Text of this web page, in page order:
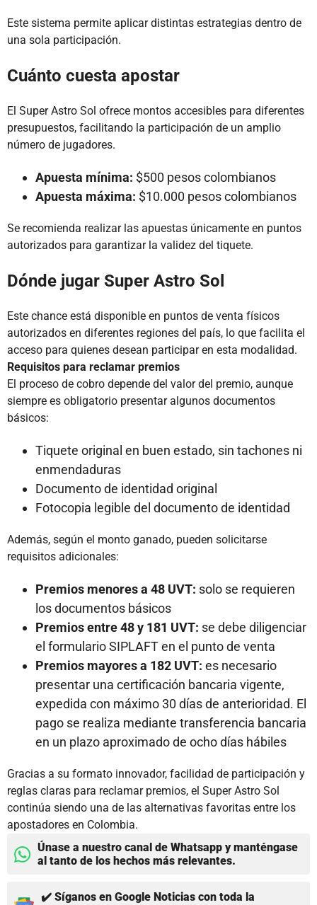
Este sistema permite aplicar distintas estrategias dentro de
una sola participación.
Cuánto cuesta apostar
El Super Astro Sol ofrece montos accesibles para diferentes
presupuestos, facilitando la participación de un amplio
número de jugadores.
Apuesta mínima: $500 pesos colombianos
Apuesta máxima: $10.000 pesos colombianos
Se recomienda realizar las apuestas únicamente en puntos
autorizados para garantizar la validez del tiquete.
Dónde jugar Super Astro Sol
Este chance está disponible en puntos de venta físicos
autorizados en diferentes regiones del país, lo que facilita el
acceso para quienes desean participar en esta modalidad.
Requisitos para reclamar premios
El proceso de cobro depende del valor del premio, aunque
siempre es obligatorio presentar algunos documentos
básicos:
Tiquete original en buen estado, sin tachones ni
enmendaduras
Documento de identidad original
Fotocopia legible del documento de identidad
Además, según el monto ganado, pueden solicitarse
requisitos adicionales:
Premios menores a 48 UVT: solo se requieren
los documentos básicos
Premios entre 48 y 181 UVT: se debe diligenciar
el formulario SIPLAFT en el punto de venta
Premios mayores a 182 UVT: es necesario
presentar una certificación bancaria vigente,
expedida con máximo 30 días de anterioridad. El
pago se realiza mediante transferencia bancaria
en un plazo aproximado de ocho días hábiles
Gracias a su formato innovador, facilidad de participación y
reglas claras para reclamar premios, el Super Astro Sol
continúa siendo una de las alternativas favoritas entre los
apostadores en Colombia.
Únase a nuestro canal de Whatsapp y manténgase
al tanto de los hechos más relevantes.
✔️ Síganos en Google Noticias con toda la